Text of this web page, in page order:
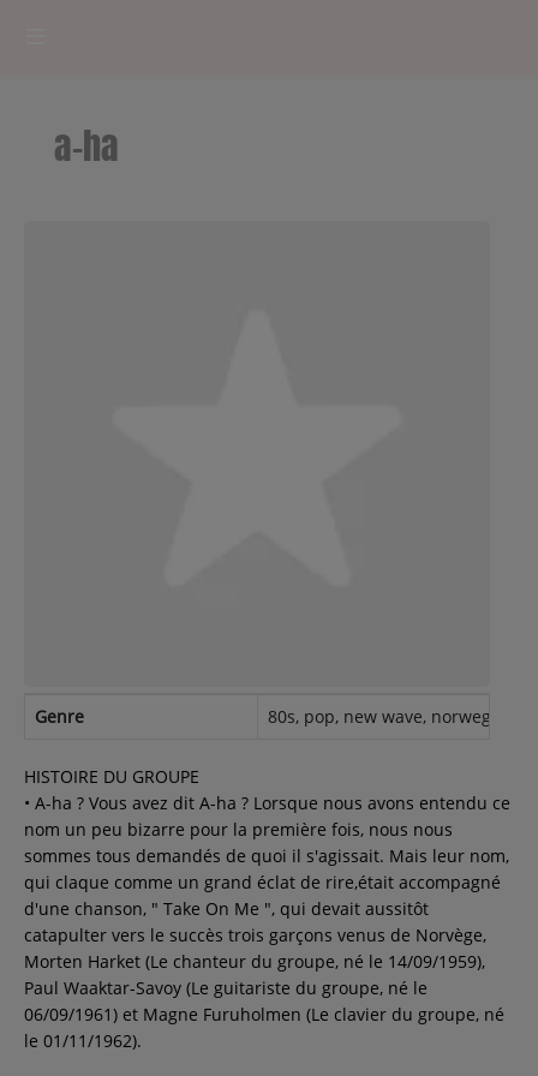
RADIOPLAYER
Recherche d'un titre
SE CONNECTER
a-ha
Genre 80s, pop, new wave, norwegian,
HISTOIRE DU GROUPE
• A-ha ? Vous avez dit A-ha ? Lorsque nous avons entendu ce
nom un peu bizarre pour la première fois, nous nous
sommes tous demandés de quoi il s'agissait. Mais leur nom,
qui claque comme un grand éclat de rire,était accompagné
d'une chanson, " Take On Me ", qui devait aussitôt
catapulter vers le succès trois garçons venus de Norvège,
Morten Harket (Le chanteur du groupe, né le 14/09/1959),
Paul Waaktar-Savoy (Le guitariste du groupe, né le
06/09/1961) et Magne Furuholmen (Le clavier du groupe, né
le 01/11/1962).